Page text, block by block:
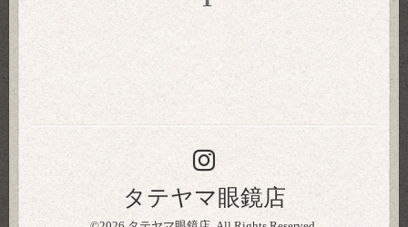
タテヤマ眼鏡店